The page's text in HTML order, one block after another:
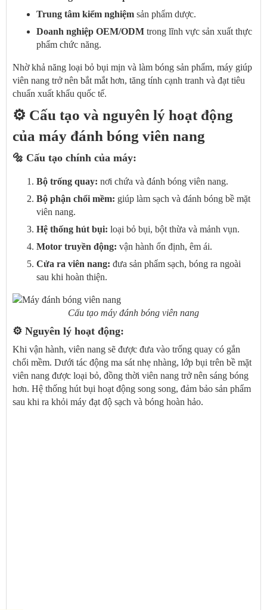
Trung tâm kiểm nghiệm sản phẩm dược.
Doanh nghiệp OEM/ODM trong lĩnh vực sản xuất thực
phẩm chức năng.
Nhờ khả năng loại bỏ bụi mịn và làm bóng sản phẩm, máy giúp
viên nang trở nên bắt mắt hơn, tăng tính cạnh tranh và đạt tiêu
chuẩn xuất khẩu quốc tế.
⚙️ Cấu tạo và nguyên lý hoạt động
của máy đánh bóng viên nang
🔩 Cấu tạo chính của máy:
Bộ trống quay: nơi chứa và đánh bóng viên nang.
Bộ phận chổi mềm: giúp làm sạch và đánh bóng bề mặt
viên nang.
Hệ thống hút bụi: loại bỏ bụi, bột thừa và mảnh vụn.
Motor truyền động: vận hành ổn định, êm ái.
Cửa ra viên nang: đưa sản phẩm sạch, bóng ra ngoài
sau khi hoàn thiện.
Cấu tạo máy đánh bóng viên nang
⚙️ Nguyên lý hoạt động:
Khi vận hành, viên nang sẽ được đưa vào trống quay có gắn
chổi mềm. Dưới tác động ma sát nhẹ nhàng, lớp bụi trên bề mặt
viên nang được loại bỏ, đồng thời viên nang trở nên sáng bóng
hơn. Hệ thống hút bụi hoạt động song song, đảm bảo sản phẩm
sau khi ra khỏi máy đạt độ sạch và bóng hoàn hảo.